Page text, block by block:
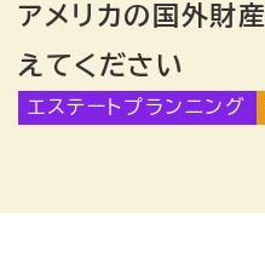
アメリカの国外財
えてください
エステートプランニング